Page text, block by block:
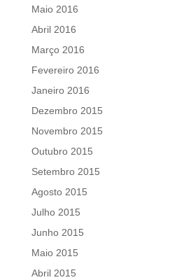
Maio 2016
Abril 2016
Março 2016
Fevereiro 2016
Janeiro 2016
Dezembro 2015
Novembro 2015
Outubro 2015
Setembro 2015
Agosto 2015
Julho 2015
Junho 2015
Maio 2015
Abril 2015